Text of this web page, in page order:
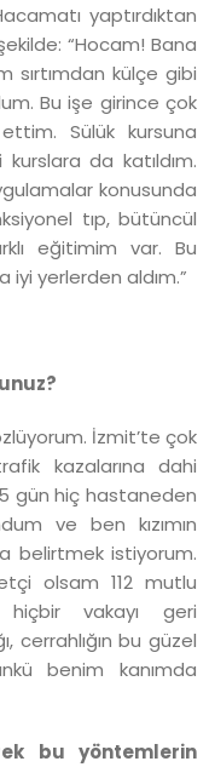
yaptırdıktan
“Hocam! Bana
sırtımdan külçe gibi
Bu işe girince çok
Sülük kursuna
da katıldım.
konusunda
tıp, bütüncül
eğitimim var. Bu
iyi yerlerden aldım.”
İzmit’te çok
kazalarına dahi
gün hiç hastaneden
ve ben kızımın
belirtmek istiyorum.
olsam 112 mutlu
hiçbir vakayı geri
cerrahlığın bu güzel
benim kanımda
bu yöntemlerin